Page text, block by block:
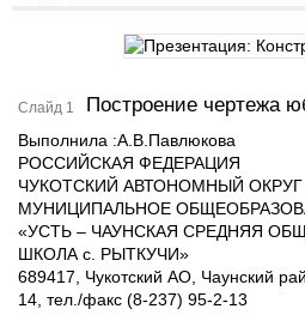
Слайд 1 Построение чертежа
Выполнила :А.В.Павлюкова
РОССИЙСКАЯ ФЕДЕРАЦИЯ
ЧУКОТСКИЙ АВТОНОМНЫЙ ОКРУГ
МУНИЦИПАЛЬНОЕ
«УСТЬ – ЧАУНСКАЯ СРЕДНЯЯ
ШКОЛА с. РЫТКУЧИ»
689417, Чукотский АО, Чаунский
14, тел./факс (8-237) 95-2-13